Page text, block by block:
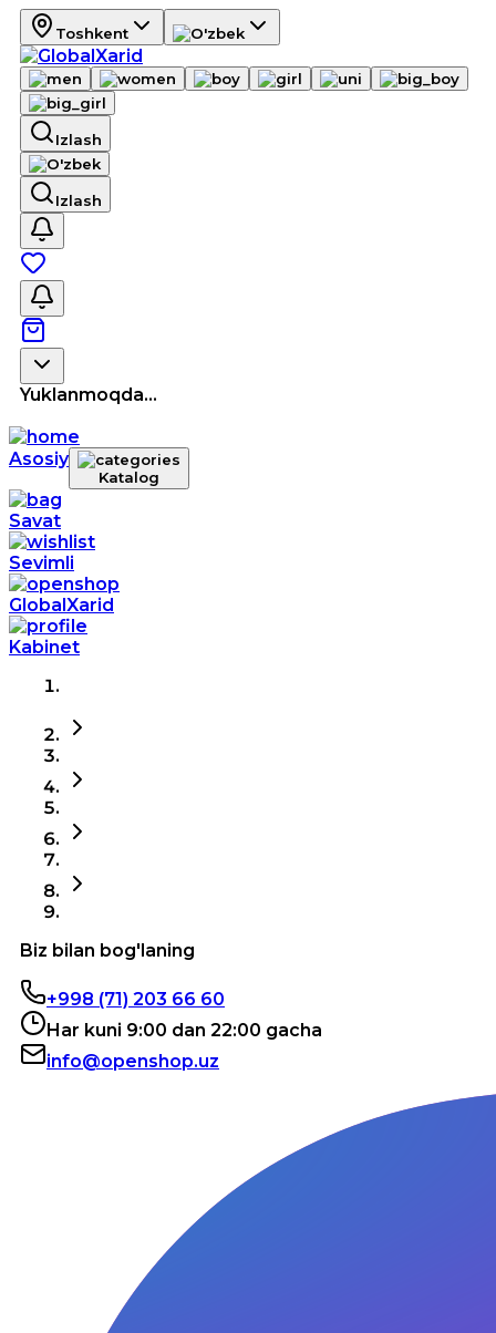
Toshkent
Izlash
Izlash
Yuklanmoqda...
Asosiy
Katalog
Savat
Sevimli
GlobalXarid
Kabinet
Biz bilan bog'laning
+998 (71) 203 66 60
Har kuni 9:00 dan 22:00 gacha
info@openshop.uz